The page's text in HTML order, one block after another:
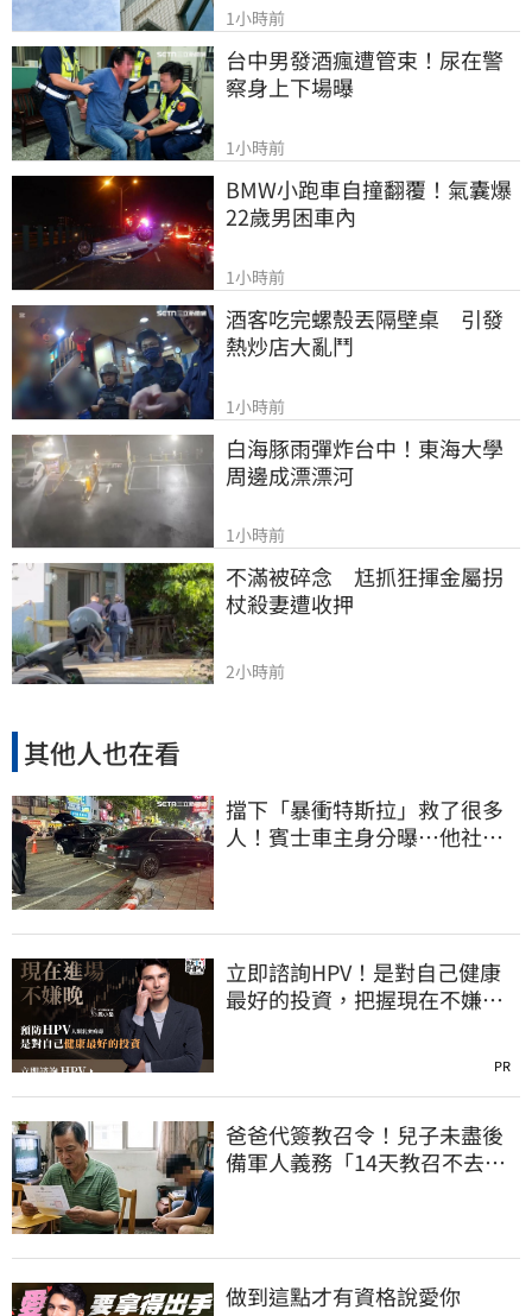
1小時前
台中男發酒瘋遭管束！尿在警
察身上下場曝
1小時前
BMW小跑車自撞翻覆！氣囊爆
22歲男困車內
1小時前
酒客吃完螺殼丟隔壁桌　引發
熱炒店大亂鬥
1小時前
白海豚雨彈炸台中！東海大學
周邊成漂漂河
1小時前
不滿被碎念　尪抓狂揮金屬拐
杖殺妻遭收押
2小時前
其他人也在看
擋下「暴衝特斯拉」救了很多
人！賓士車主身分曝…他社群
立即諮詢HPV！是對自己健康
最好的投資，把握現在不嫌
PR
爸爸代簽教召令！兒子未盡後
備軍人義務「14天教召不去」
做到這點才有資格說愛你